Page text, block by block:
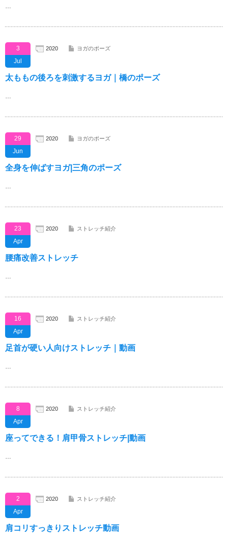
…
3
Jul
2020 ヨガのポーズ
太ももの後ろを刺激するヨガ｜橋のポーズ
…
29
Jun
2020 ヨガのポーズ
全身を伸ばすヨガ|三角のポーズ
…
23
Apr
2020 ストレッチ紹介
腰痛改善ストレッチ
…
16
Apr
2020 ストレッチ紹介
足首が硬い人向けストレッチ｜動画
…
8
Apr
2020 ストレッチ紹介
座ってできる！肩甲骨ストレッチ|動画
…
2
Apr
2020 ストレッチ紹介
肩コリすっきりストレッチ動画